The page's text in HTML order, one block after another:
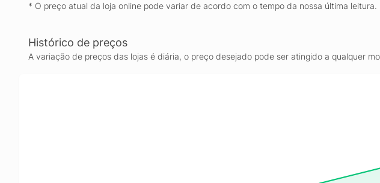
* O preço atual da loja online pode variar de acordo com o tempo da nossa última leitura.
Histórico de preços
A variação de preços das lojas é diária, o preço desejado pode ser atingido a qualquer